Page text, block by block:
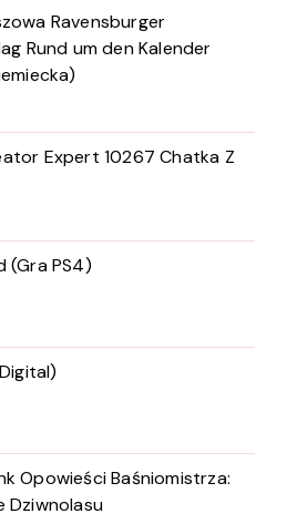
Ravensburger
Rund um den Kalender
Expert 10267 Chatka Z
(Gra PS4)
Opowieści Baśniomistrza:
Dziwnolasu